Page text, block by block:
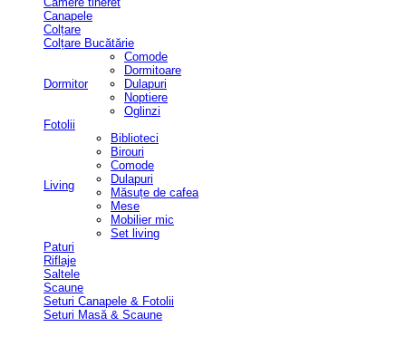
Canapele
Colțare
Colțare Bucătărie
Dormitor
Comode
Dormitoare
Dulapuri
Noptiere
Oglinzi
Fotolii
Living
Biblioteci
Birouri
Comode
Dulapuri
Măsuțe de cafea
Mese
Mobilier mic
Set living
Paturi
Riflaje
Saltele
Scaune
Seturi Canapele & Fotolii
Seturi Masă & Scaune